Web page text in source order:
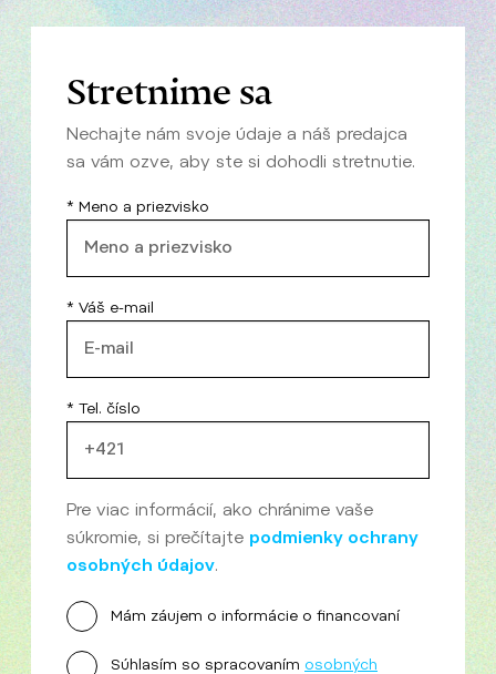
Stretnime sa
Nechajte nám svoje údaje a náš predajca
sa vám ozve, aby ste si dohodli stretnutie.
* Meno a priezvisko
* Váš e-mail
* Tel. číslo
Pre viac informácií, ako chránime vaše
súkromie, si prečítajte podmienky ochrany
osobných údajov.
Mám záujem o informácie o financovaní
Súhlasím so spracovaním osobných